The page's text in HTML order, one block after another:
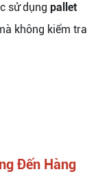
sử dụng pallet
không kiểm tra
Đến Hàng